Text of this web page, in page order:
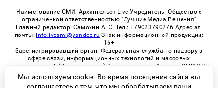
Наименование СМИ: Архангельск Live Учредитель: Общество с
ограниченной ответственностью "Лучшие Медиа Решения"
Главный редактор: Самохин А. С. Тел.: +79023790276 Адрес эл.
почты: infolivesmi@yandex.ru Знак информационной продукции:
16+
Зарегистрировавший орган: Федеральная служба по надзору в
сфере связи, информационных технологий и массовых
коммуникаций (Роскомнадзор) Регистрационный номер СМИ ЭЛ
№ ФС 77 - 82533 от 21.01.2022
Мы используем cookie. Во время посещения сайта вы
соглашаетесь с тем, что мы обрабатываем ваши